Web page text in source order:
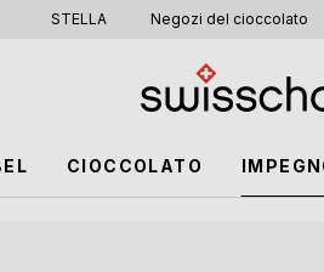
STELLA Negozi del cioccolato
CIOCCOLATO